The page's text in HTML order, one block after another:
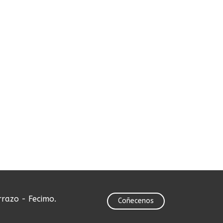
- Fecimo. Coñecenos